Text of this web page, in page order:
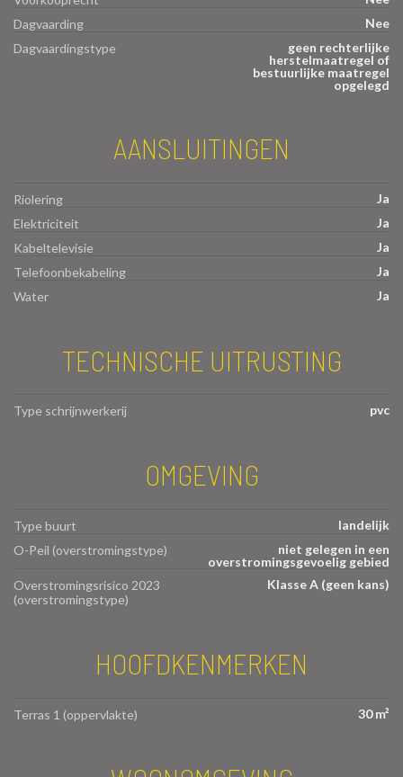
Dagvaarding
Nee
Dagvaardingstype
geen rechterlijke
herstelmaatregel of
bestuurlijke maatregel
opgelegd
AANSLUITINGEN
Riolering
Ja
Elektriciteit
Ja
Kabeltelevisie
Ja
Telefoonbekabeling
Ja
Water
Ja
TECHNISCHE UITRUSTING
Type schrijnwerkerij pvc
OMGEVING
Type buurt
landelijk
O-Peil (overstromingstype)
niet gelegen in een
overstromingsgevoelig gebied
Overstromingsrisico 2023
(overstromingstype)
Klasse A (geen kans)
HOOFDKENMERKEN
Terras 1 (oppervlakte) 30 m²